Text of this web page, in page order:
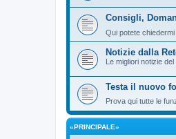
Consigli,
Qui potete
Notizie dalla
Le migliori notizie del
Testa il nuovo
Prova qui tutte le
«PRINCIPALE»